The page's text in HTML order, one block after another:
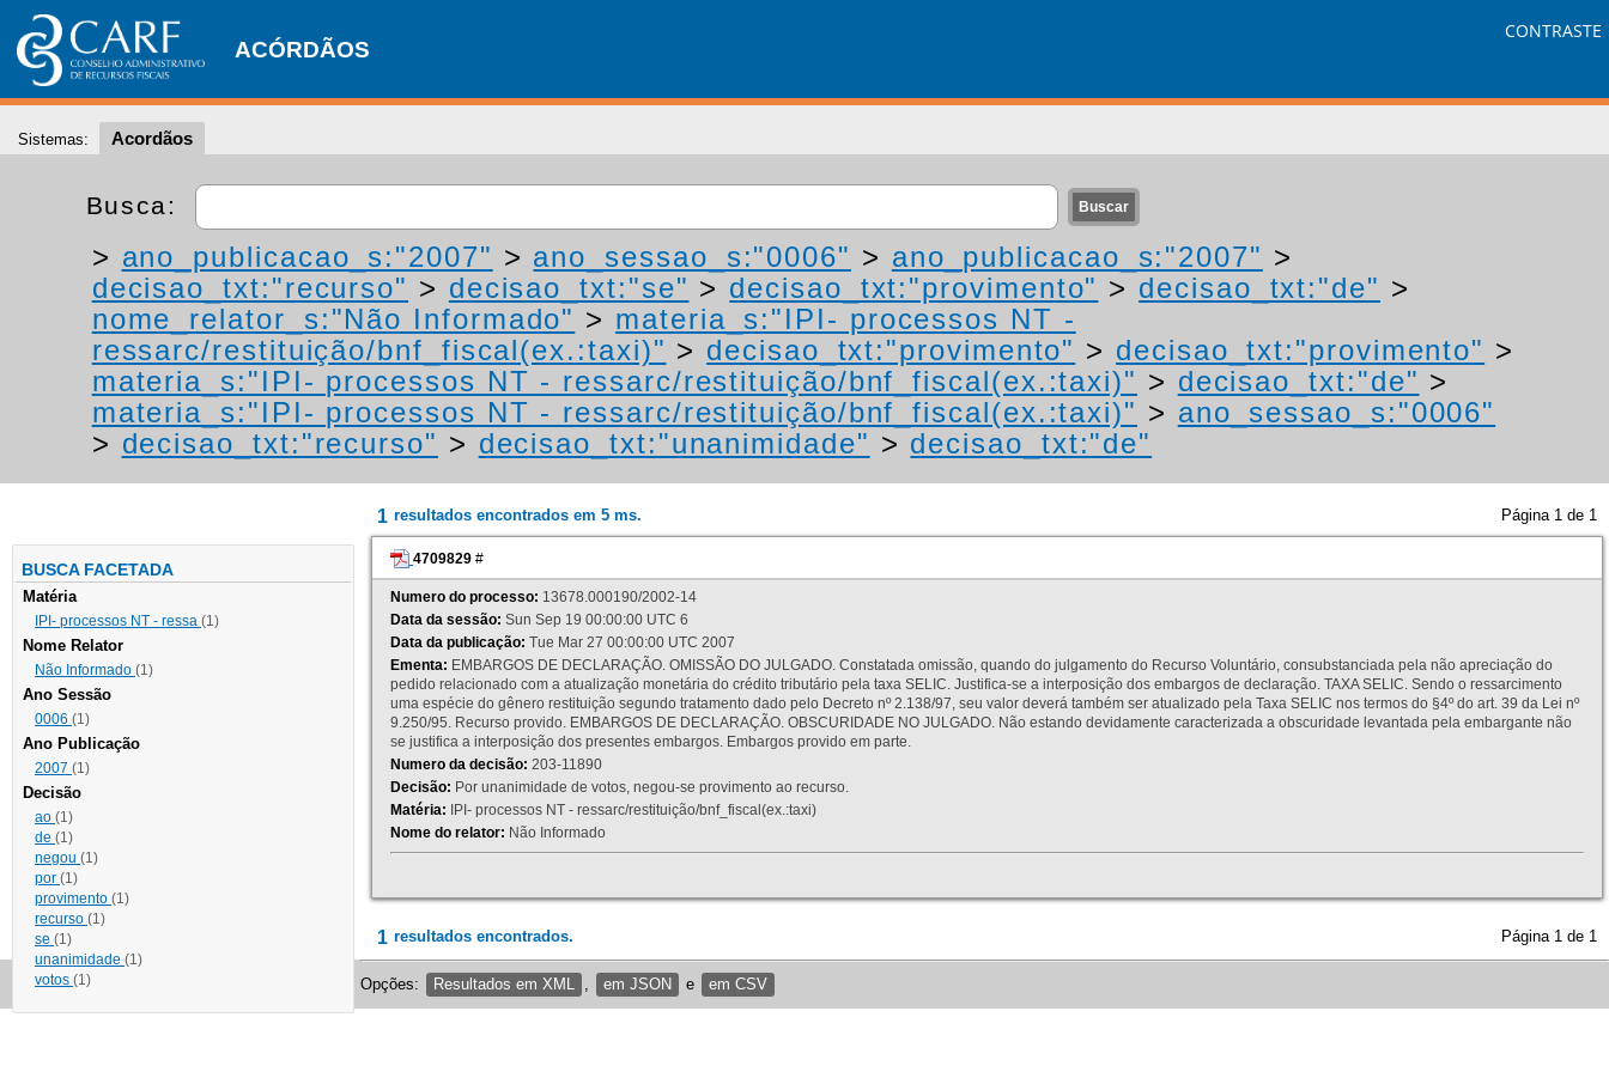
ACÓRDÃOS
CONTRASTE
Sistemas: Acordãos
Busca:
> ano_publicacao_s:"2007" > ano_sessao_s:"0006" > ano_publicacao_s:"2007" >
decisao_txt:"recurso" > decisao_txt:"se" > decisao_txt:"provimento" > decisao_txt:"de" >
nome_relator_s:"Não Informado" > materia_s:"IPI- processos NT -
ressarc/restituição/bnf_fiscal(ex.:taxi)" > decisao_txt:"provimento" > decisao_txt:"provimento" >
materia_s:"IPI- processos NT - ressarc/restituição/bnf_fiscal(ex.:taxi)" > decisao_txt:"de" >
materia_s:"IPI- processos NT - ressarc/restituição/bnf_fiscal(ex.:taxi)" > ano_sessao_s:"0006"
> decisao_txt:"recurso" > decisao_txt:"unanimidade" > decisao_txt:"de"
BUSCA FACETADA
Matéria
IPI- processos NT - ressa (1)
Nome Relator
Não Informado (1)
Ano Sessão
0006 (1)
Ano Publicação
2007 (1)
Decisão
ao (1)
de (1)
negou (1)
por (1)
provimento (1)
recurso (1)
se (1)
unanimidade (1)
votos (1)
1 resultados encontrados em 5 ms. Página 1 de 1
4709829 #
Numero do processo: 13678.000190/2002-14
Data da sessão: Sun Sep 19 00:00:00 UTC 6
Data da publicação: Tue Mar 27 00:00:00 UTC 2007
Ementa: EMBARGOS DE DECLARAÇÃO. OMISSÃO DO JULGADO. Constatada omissão, quando do julgamento do Recurso Voluntário, consubstanciada pela não apreciação do
pedido relacionado com a atualização monetária do crédito tributário pela taxa SELIC. Justifica-se a interposição dos embargos de declaração. TAXA SELIC. Sendo o ressarcimento
uma espécie do gênero restituição segundo tratamento dado pelo Decreto nº 2.138/97, seu valor deverá também ser atualizado pela Taxa SELIC nos termos do §4º do art. 39 da Lei nº
9.250/95. Recurso provido. EMBARGOS DE DECLARAÇÃO. OBSCURIDADE NO JULGADO. Não estando devidamente caracterizada a obscuridade levantada pela embargante não
se justifica a interposição dos presentes embargos. Embargos provido em parte.
Numero da decisão: 203-11890
Decisão: Por unanimidade de votos, negou-se provimento ao recurso.
Matéria: IPI- processos NT - ressarc/restituição/bnf_fiscal(ex.:taxi)
Nome do relator: Não Informado
1 resultados encontrados. Página 1 de 1
Opções: Resultados em XML em JSON e em CSV